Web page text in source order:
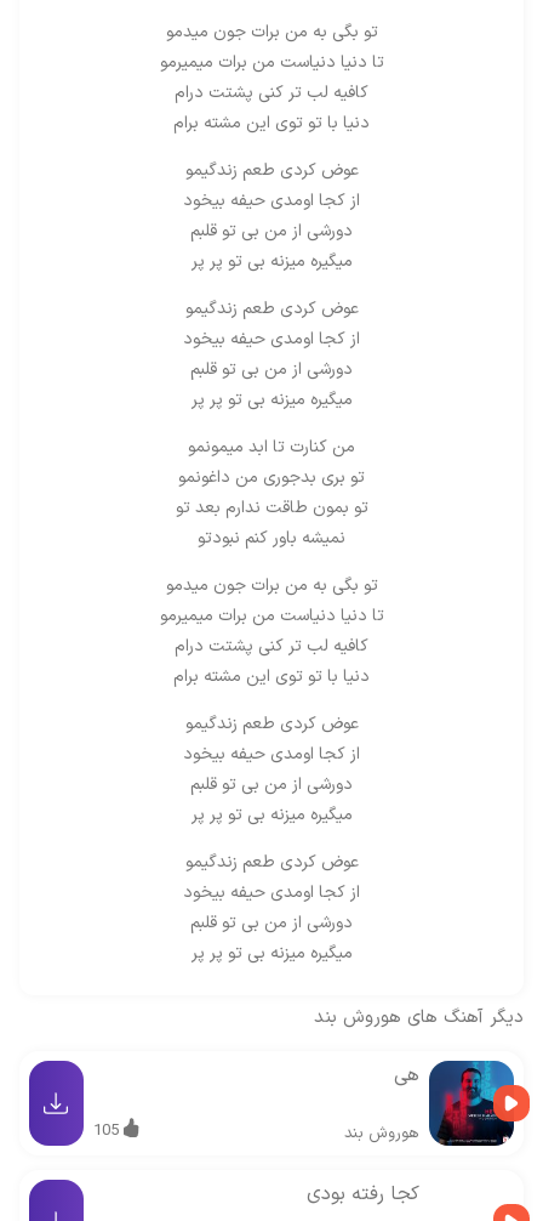
تو بگی به من برات جون میدمو
تا دنیا دنیاست من برات میمیرمو
کافیه لب تر کنی پشتت درام
دنیا با تو توی این مشته برام
عوض کردی طعم زندگیمو
از کجا اومدی حیفه بیخود
دورشی از من بی تو قلبم
میگیره میزنه بی تو پر پر
عوض کردی طعم زندگیمو
از کجا اومدی حیفه بیخود
دورشی از من بی تو قلبم
میگیره میزنه بی تو پر پر
من کنارت تا ابد میمونمو
تو بری بدجوری من داغونمو
تو بمون طاقت ندارم بعد تو
نمیشه باور کنم نبودتو
تو بگی به من برات جون میدمو
تا دنیا دنیاست من برات میمیرمو
کافیه لب تر کنی پشتت درام
دنیا با تو توی این مشته برام
عوض کردی طعم زندگیمو
از کجا اومدی حیفه بیخود
دورشی از من بی تو قلبم
میگیره میزنه بی تو پر پر
عوض کردی طعم زندگیمو
از کجا اومدی حیفه بیخود
دورشی از من بی تو قلبم
میگیره میزنه بی تو پر پر
دیگر آهنگ های هوروش بند
هی
هوروش بند 105
کجا رفته بودی